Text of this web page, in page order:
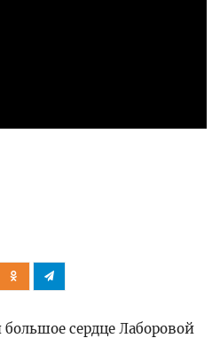
сердце Лаборовой